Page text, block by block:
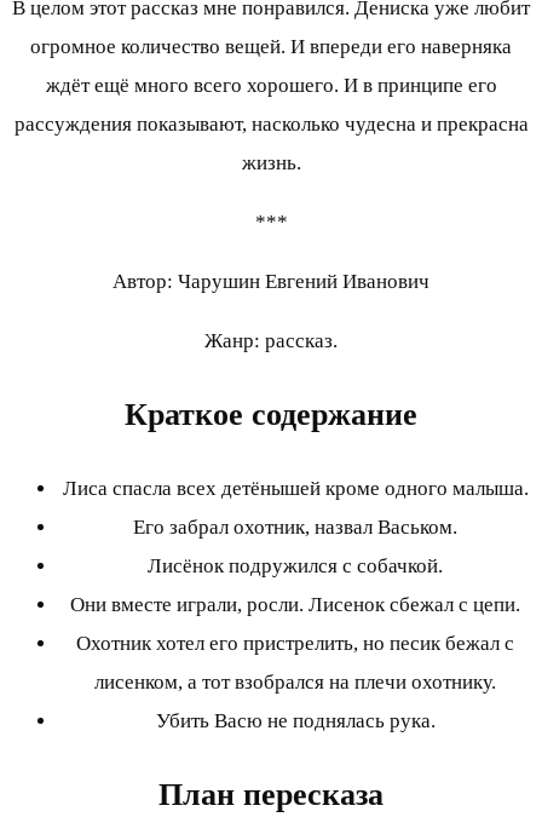
В целом этот рассказ мне понравился. Дениска уже любит
огромное количество вещей. И впереди его наверняка
ждёт ещё много всего хорошего. И в принципе его
рассуждения показывают, насколько чудесна и прекрасна
жизнь.
***
Автор: Чарушин Евгений Иванович
Жанр: рассказ.
Краткое содержание
Лиса спасла всех детёнышей кроме одного малыша.
Его забрал охотник, назвал Васьком.
Лисёнок подружился с собачкой.
Они вместе играли, росли. Лисенок сбежал с цепи.
Охотник хотел его пристрелить, но песик бежал с
лисенком, а тот взобрался на плечи охотнику.
Убить Васю не поднялась рука.
План пересказа